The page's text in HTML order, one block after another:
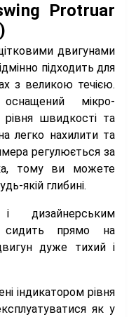
Protruar
двигунами
підходить для
з великою течією.
мікро-
рівня швидкості та
легко нахилити та
регулюється за
тому ви можете
якій глибині.
дизайнерським
сидить прямо на
дуже тихий і
індикатором рівня
як у